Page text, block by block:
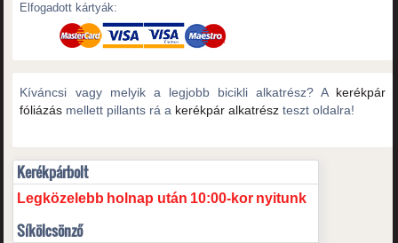
Elfogadott kártyák:
Kíváncsi vagy melyik a legjobb bicikli alkatrész? A kerékpár
fóliázás mellett pillants rá a kerékpár alkatrész teszt oldalra!
Kerékpárbolt
Legközelebb holnap után 10:00-kor nyitunk
Síkölcsönző